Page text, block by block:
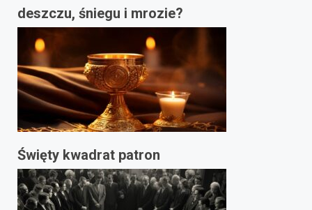
deszczu, śniegu i mrozie?
Święty kwadrat patron